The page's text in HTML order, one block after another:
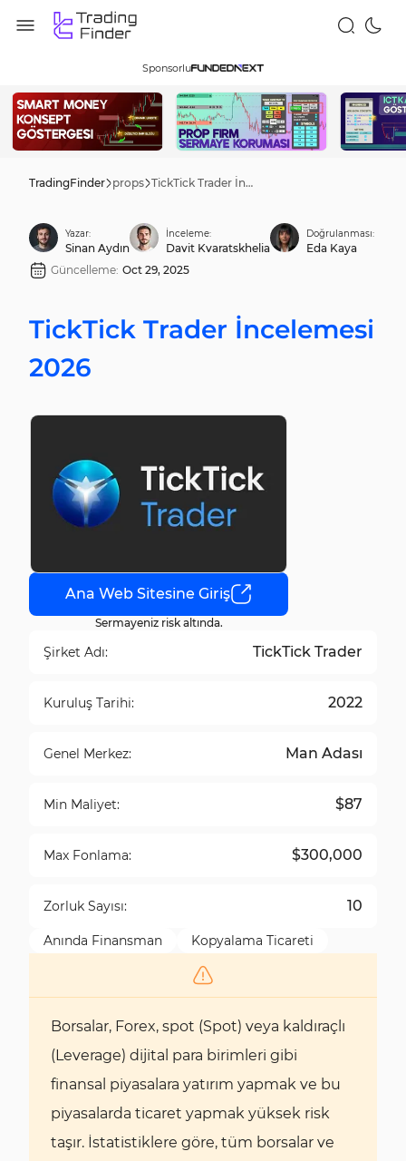
Sponsorlu
TradingFinder props TickTick Trader İncelemesi 2026
Yazar:
Sinan Aydın
İnceleme:
Davit Kvaratskhelia
Doğrulanması:
Eda Kaya
Güncelleme: Oct 29, 2025
TickTick Trader İncelemesi
2026
Ana Web Sitesine Giriş
Sermayeniz risk altında.
Şirket Adı: TickTick Trader
Kuruluş Tarihi: 2022
Genel Merkez: Man Adası
Min Maliyet: $87
Max Fonlama: $300,000
Zorluk Sayısı: 10
Anında Finansman Kopyalama Ticareti
Borsalar, Forex, spot (Spot) veya kaldıraçlı
(Leverage) dijital para birimleri gibi
finansal piyasalara yatırım yapmak ve bu
piyasalarda ticaret yapmak yüksek risk
taşır. İstatistiklere göre, tüm borsalar ve